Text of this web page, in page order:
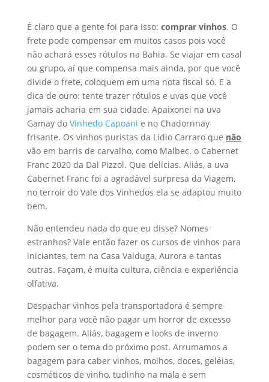
É claro que a gente foi para isso: comprar vinhos. O
frete pode compensar em muitos casos pois você
não achará esses rótulos na Bahia. Se viajar em casal
ou grupo, aí que compensa mais ainda, por que você
divide o frete, coloquem em uma nota fiscal só. E a
dica de ouro: tente trazer rótulos e uvas que você
jamais acharia em sua cidade. Apaixonei na uva
Gamay do Vinhedo Capoani e no Chadornnay
frisante. Os vinhos puristas da Lídio Carraro que não
vão em barris de carvalho, como Malbec. o Cabernet
Franc 2020 da Dal Pizzol. Que delícias. Aliás, a uva
Cabernet Franc foi a agradável surpresa da Viagem,
no terroir do Vale dos Vinhedos ela se adaptou muito
bem.
Não entendeu nada do que eu disse? Nomes
estranhos? Vale então fazer os cursos de vinhos para
iniciantes, tem na Casa Valduga, Aurora e tantas
outras. Façam, é muita cultura, ciência e experiência
olfativa.
Despachar vinhos pela transportadora é sempre
melhor para você não pagar um horror de excesso
de bagagem. Aliás, bagagem e looks de inverno
podem ser o tema do próximo post. Arrumamos a
bagagem para caber vinhos, molhos, doces, geléias,
cosméticos de vinho, tudinho na mala e sem